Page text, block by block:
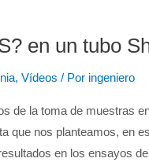
en un tubo
, Vídeos / Por ingeniero
de la toma de muestras
que nos planteamos, en
en los ensayos